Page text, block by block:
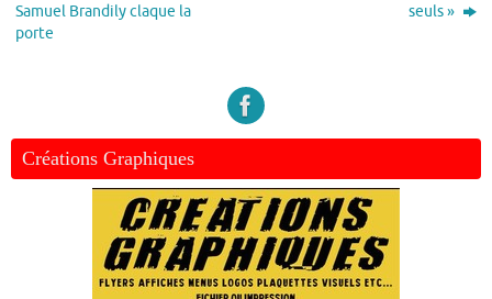
Samuel Brandily claque la
porte
seuls »
Créations Graphiques